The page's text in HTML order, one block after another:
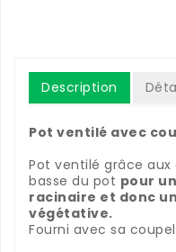
Description
Pot ventilé avec
Pot ventilé grâce
basse du pot pour
racinaire et donc
végétative.
Fourni avec sa